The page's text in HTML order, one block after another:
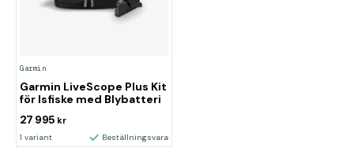
Garmin
Garmin LiveScope Plus Kit
för Isfiske med Blybatteri
27 995 kr
1 variant Beställningsvara